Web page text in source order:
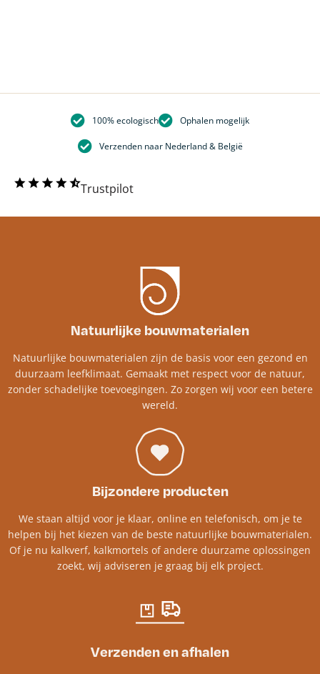
100% ecologisch Ophalen mogelijk
Verzenden naar Nederland & België
Trustpilot
Natuurlijke bouwmaterialen
Natuurlijke bouwmaterialen zijn de basis voor een gezond en
duurzaam leefklimaat. Gemaakt met respect voor de natuur,
zonder schadelijke toevoegingen. Zo zorgen wij voor een betere
wereld.
Bijzondere producten
We staan altijd voor je klaar, online en telefonisch, om je te
helpen bij het kiezen van de beste natuurlijke bouwmaterialen.
Of je nu kalkverf, kalkmortels of andere duurzame oplossingen
zoekt, wij adviseren je graag bij elk project.​
Verzenden en afhalen